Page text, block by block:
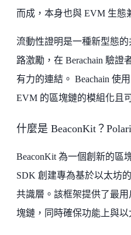
而成，本身也與 EVM 生態
流動性證明是一種新型態
路激勵，在 Berachain 驗
有力的連結。 Beachain 使
EVM 的區塊鏈的模組化且
什麼是 BeaconKit？
BeaconKit 為一個創新的區
SDK 創建專為基於以太坊
共識層。該框架提供了最
塊鏈，同時確保功能上與